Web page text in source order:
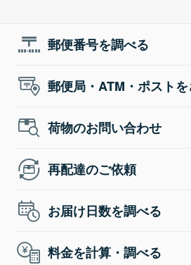
郵便番号を調べる
郵便局・ATM・ポスト
荷物のお問い合わせ
再配達のご依頼
お届け日数を調べる
料金を計算・調べる